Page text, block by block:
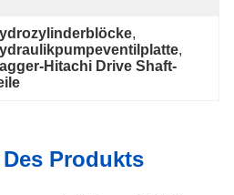
,
,
Hitachi Drive Shaft-
Produkts